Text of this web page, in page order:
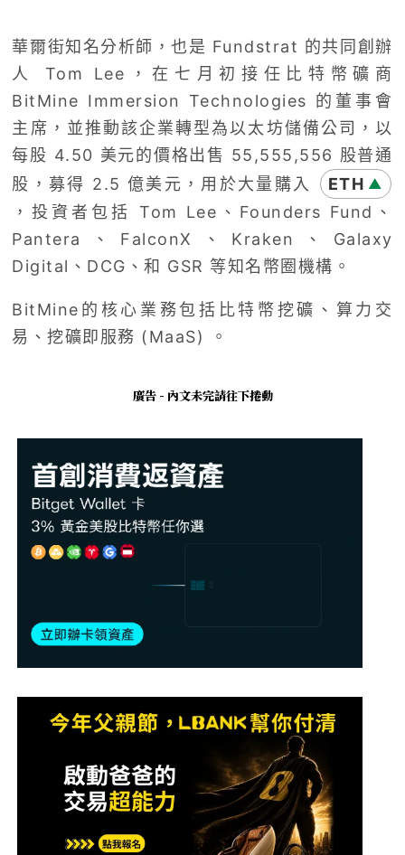
華爾街知名分析師，也是 Fundstrat 的共同創辦
人 Tom Lee，在七月初接任比特幣礦商
BitMine Immersion Technologies 的董事會
主席，並推動該企業轉型為以太坊儲備公司，以
每股 4.50 美元的價格出售 55,555,556 股普通
股，募得 2.5 億美元，用於大量購入
ETH ▲
，投資者包括 Tom Lee、Founders Fund、
Pantera、FalconX、Kraken、Galaxy
Digital、DCG、和 GSR 等知名幣圈機構。
BitMine的核心業務包括比特幣挖礦、算力交
易、挖礦即服務 (MaaS) 。
廣告 - 內文未完請往下捲動